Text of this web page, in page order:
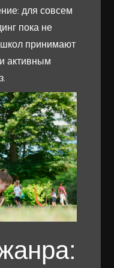
для совсем
пока не
принимают
активным